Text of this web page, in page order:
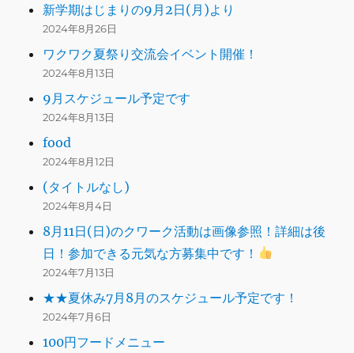
新学期はじまりの9月2日(月)より
2024年8月26日
ワクワク夏祭り交流会イベント開催！
2024年8月13日
9月スケジュール予定です
2024年8月13日
food
2024年8月12日
(タイトルなし)
2024年8月4日
8月11日(日)のクワーク活動は画像参照！詳細は後
日！参加できる元気な方募集中です！
2024年7月13日
★★夏休み7月8月のスケジュール予定です！
2024年7月6日
100円フードメニュー